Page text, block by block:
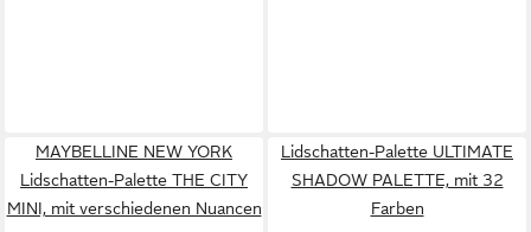
MAYBELLINE NEW YORK
Lidschatten-Palette THE CITY
MINI, mit verschiedenen Nuancen
Lidschatten-Palette ULTIMATE
SHADOW PALETTE, mit 32
Farben